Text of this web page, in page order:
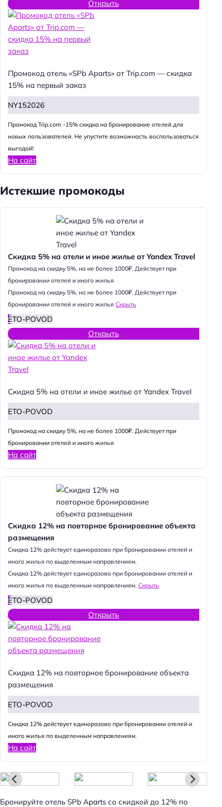
Открыть
Промокод отель «SPb Aparts» от Trip.com — скидка
15% на первый заказ
NY152026
Промокод Trip.com -15% скидка на бронирование отелей для
новых пользователей. Не упустите возможность воспользоваться
выгодой!
На сайт
Истекшие промокоды
Скидка 5% на отели и иное жилье от Yandex Travel
Промокод на скидку 5%, но не более 1000₽. Действует при
бронировании отелей и иного жилья
Промокод на скидку 5%, но не более 1000₽. Действует при
бронировании отелей и иного жилья Скрыть
ETO-POVOD
Открыть
Скидка 5% на отели и иное жилье от Yandex Travel
ETO-POVOD
Промокод на скидку 5%, но не более 1000₽. Действует при
бронировании отелей и иного жилья
На сайт
Скидка 12% на повторное бронирование объекта
размещения
Cкидка 12% действует единоразово при бронировании отелей и
иного жилья по выделенным направлениям.
Cкидка 12% действует единоразово при бронировании отелей и
иного жилья по выделенным направлениям. Скрыть
ETO-POVOD
Открыть
Скидка 12% на повторное бронирование объекта
размещения
ETO-POVOD
Cкидка 12% действует единоразово при бронировании отелей и
иного жилья по выделенным направлениям.
На сайт
Бронируйте отель SPb Aparts со скидкой до 12% по